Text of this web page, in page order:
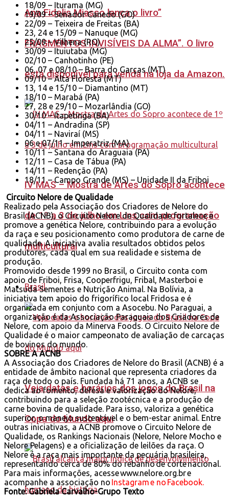
Ana Fidelis Miasso lança o livro”
FRAGMENTOS INVISÍVEIS DA ALMA”. O livro
está disponível para venda na loja da Amazon.
IV MAS – Mostra de Artes do Sopro acontece
de 1º a 3 de julho em Lins com programação
multicultural
Brasil
Veja datas e horários dos jogos do Brasil na
Copa do Mundo aqui
18/09 – Iturama (MG)
19/09 – Senador Canedo (GO)
22/09 – Teixeira de Freitas (BA)
23, 24 e 15/09 – Nanuque (MG)
25/09 – Vilhena (RO)
30/09 – Ituiutaba (MG)
02/10 – Canhotinho (PE)
06, 07 e 08/10 – Barra do Garças (MT)
09/10 – Alta Floresta (MT)
13, 14 e 15/10 – Diamantino (MT)
18/10 – Marabá (PA)
27, 28 e 29/10 – Mozarlândia (GO)
30/10 – Itapetinga (BA)
04/11 – Andradina (SP)
04/11 – Naviraí (MS)
06 e 07/11 – Imperatriz (MA)
10/11 – Santana do Araguaia (PA)
12/11 – Casa de Tábua (PA)
14/11 – Redenção (PA)
18/11 – Campo Grande (MS) – Unidade II da Friboi
Circuito Nelore de Qualidade
Realizado pela Associação dos Criadores de Nelore do
Brasil (ACNB), o Circuito Nelore de Qualidade fortalece e
promove a genética Nelore, contribuindo para a evolução
da raça e seu posicionamento como produtora de carne de
qualidade. A iniciativa avalia resultados obtidos pelos
produtores, cada qual em sua realidade e sistema de
produção.
Promovido desde 1999 no Brasil, o Circuito conta com
apoio de Friboi, Frisa, Cooperfrigu, Fribal, Masterboi e
Matsuda Sementes e Nutrição Animal. Na Bolívia, a
iniciativa tem apoio do frigorífico local Fridosa e é
organizada em conjunto com a Asocebu. No Paraguai, a
organização é da Associação Paraguaia dos Criadores de
Nelore, com apoio da Minerva Foods. O Circuito Nelore de
Qualidade é o maior campeonato de avaliação de carcaças
de bovinos do mundo.
SOBRE A ACNB
A Associação dos Criadores de Nelore do Brasil (ACNB) é a
entidade de âmbito nacional que representa criadores da
raça de todo o país. Fundada há 71 anos, a ACNB se
dedica ao fomento, defesa e valorização do Nelore,
contribuindo para a seleção zootécnica e a produção de
carne bovina de qualidade. Para isso, valoriza a genética
superior, o manejo sustentável e o bem-estar animal. Entre
outras iniciativas, a ACNB promove o Circuito Nelore de
Qualidade, os Rankings Nacionais (Nelore, Nelore Mocho e
Nelore Pelagens) e a oficialização de leilões da raça. O
Nelore é a raça mais importante da pecuária brasileira,
representando cerca de 80% do rebanho de corte nacional.
Para mais informações, acesse www.nelore.org.br e
acompanhe a associação no Instagram e no Facebook.
Fonte: Gabriela Carvalho-Grupo Texto